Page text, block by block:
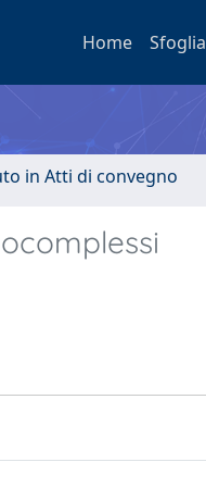
Home Sfoglia
in Atti di convegno